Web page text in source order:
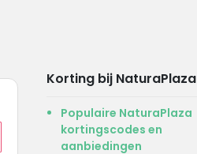
Korting bij NaturaPlaza
Populaire NaturaPlaza
kortingscodes en
aanbiedingen